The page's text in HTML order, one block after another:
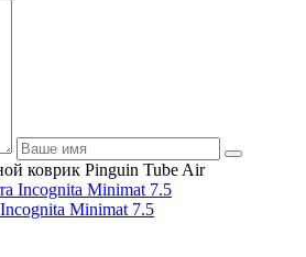
Pinguin Tube Air
Minimat 7.5